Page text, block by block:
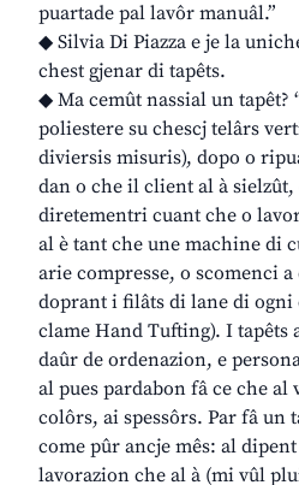
puartade pal lavôr manuâl.”
◆ Silvia Di Piazza e je la
chest gjenar di tapêts.
◆ Ma cemût nassial un tapêt?
poliestere su chescj telârs
diviersis misuris), dopo o
dan o che il client al à
diretementri cuant che o
al è tant che une machine di
arie compresse, o scomenci
doprant i filâts di lane di
clame Hand Tufting). I tapêts
daûr de ordenazion, e
al pues pardabon fâ ce che
colôrs, ai spessôrs. Par fâ un
come pûr ancje mês: al
lavorazion che al à (mi vûl